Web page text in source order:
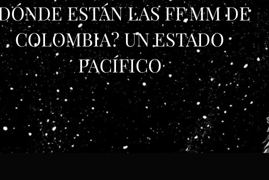
ESTÁN LAS FF.MM DE
COLOMBIA? UN ESTADO
PACÍFICO